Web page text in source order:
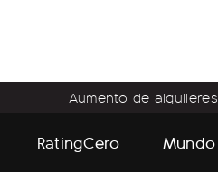
Aumento de alquileres
RatingCero Mundo